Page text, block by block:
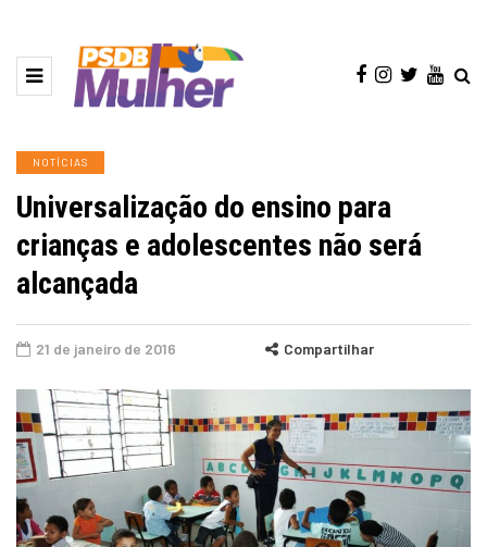
NOTÍCIAS
Universalização do ensino para
crianças e adolescentes não será
alcançada
21 de janeiro de 2016 Compartilhar